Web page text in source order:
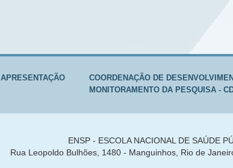
APRESENTAÇÃO
COORDENAÇÃO DE
MONITORAMENTO DA PESQUISA -
ENSP - ESCOLA NACIONAL DE SAÚDE
Rua Leopoldo Bulhões, 1480 - Manguinhos, Rio de